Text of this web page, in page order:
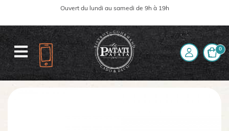
Ouvert du lundi au samedi de 9h à 19h
0